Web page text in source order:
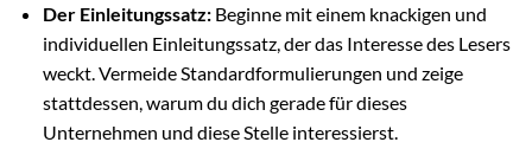
Der Einleitungssatz:Beginne mit einem knackigen und
individuellen Einleitungssatz, der das Interesse des Lesers
weckt. Vermeide Standardformulierungen und zeige
stattdessen, warum du dich gerade für dieses
Unternehmen und diese Stelle interessierst.